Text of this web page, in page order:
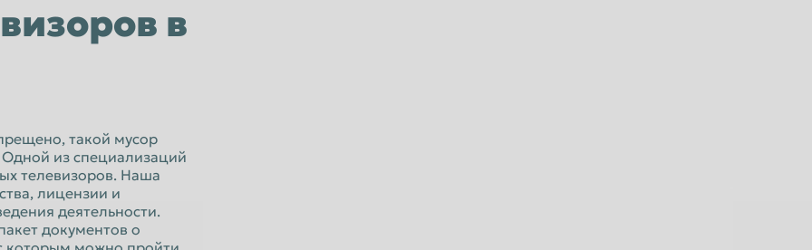
Курск
Нижнекамск
в
такой мусор
из специализаций
телевизоров. Наша
лицензии и
деятельности.
документов о